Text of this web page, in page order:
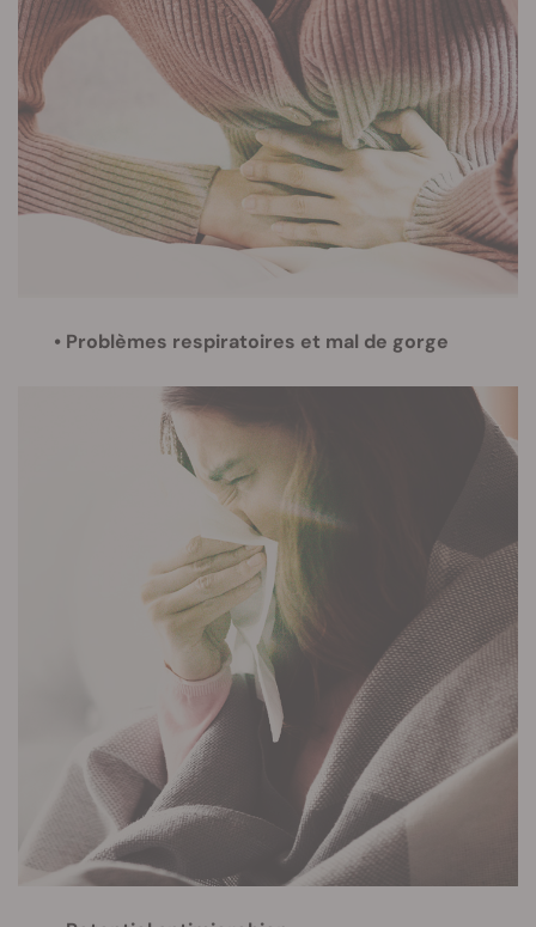
• Problèmes respiratoires et mal de gorge